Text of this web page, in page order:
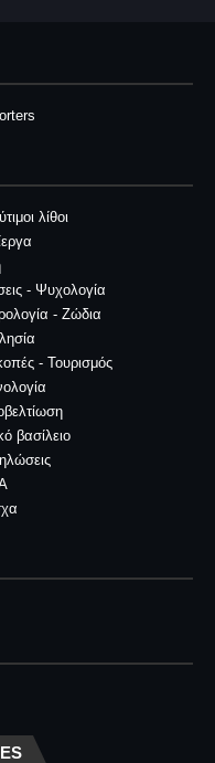
λίθοι
- Ψυχολογία
- Ζώδια
- Τουρισμός
βασίλειο